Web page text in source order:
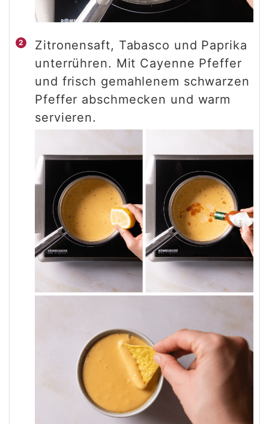
Zitronensaft, Tabasco und Paprika
unterrühren. Mit Cayenne Pfeffer
und frisch gemahlenem schwarzen
Pfeffer abschmecken und warm
servieren.